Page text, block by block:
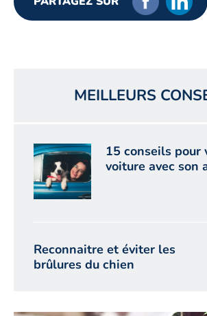
MEILLEURS
15 conseils pour
voiture avec son
Reconnaitre et éviter les
brûlures du chien